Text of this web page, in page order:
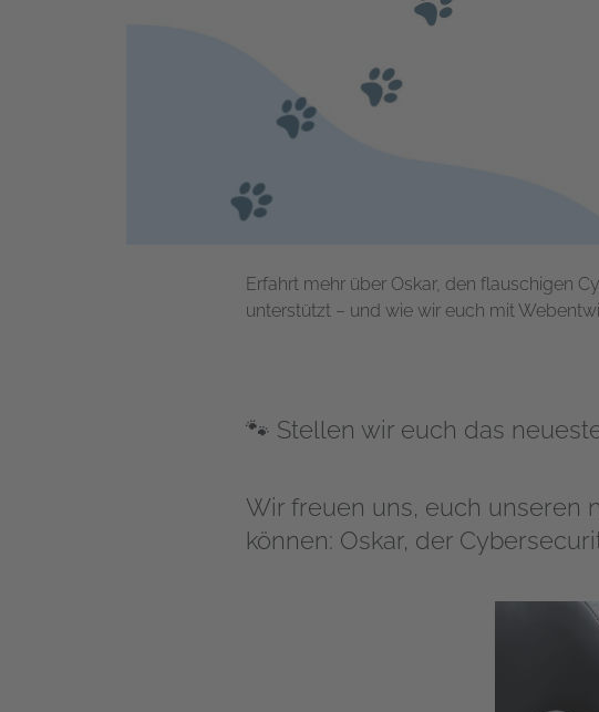
Erfahrt mehr über Oskar, den flauschigen
unterstützt – und wie wir euch mit
🐾 Stellen wir euch das
Wir freuen uns, euch unseren
können: Oskar, der